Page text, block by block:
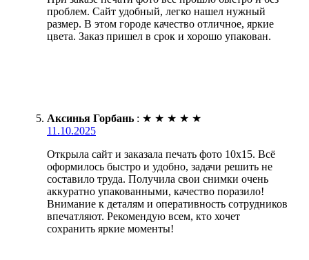
проблем. Сайт удобный, легко нашел нужный
размер. В этом городе качество отличное, яркие
цвета. Заказ пришел в срок и хорошо упакован.
Аксинья Горбань : ★ ★ ★ ★ ★
11.10.2025
Открыла сайт и заказала печать фото 10х15. Всё
оформилось быстро и удобно, задачи решить не
составило труда. Получила свои снимки очень
аккуратно упакованными, качество поразило!
Внимание к деталям и оперативность сотрудников
впечатляют. Рекомендую всем, кто хочет
сохранить яркие моменты!